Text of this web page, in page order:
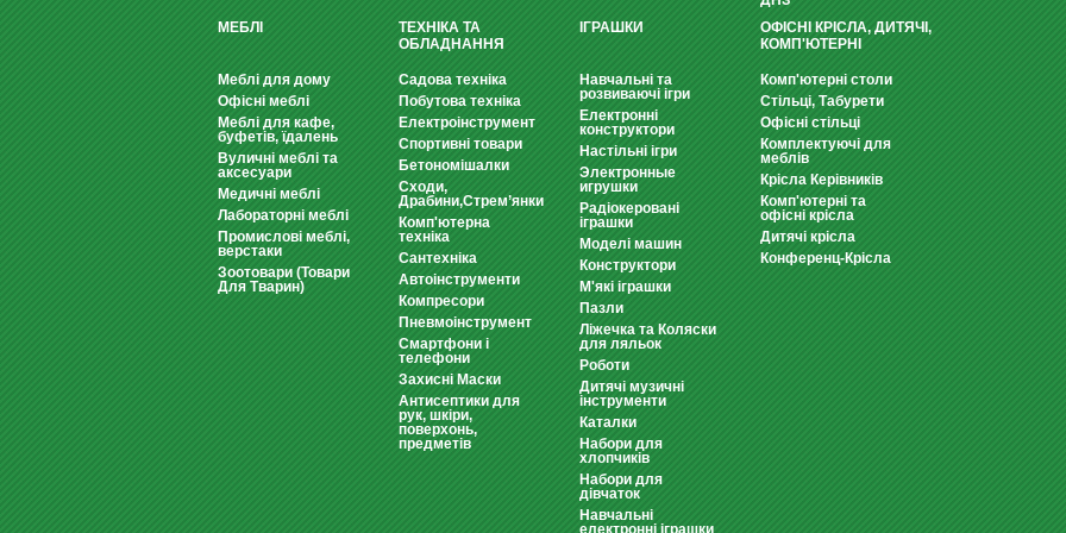
МЕБЛІ
Меблі для дому
Офісні меблі
Меблі для кафе,
буфетів, їдалень
Вуличні меблі та
аксесуари
Медичні меблі
Лабораторні меблі
Промислові меблі,
верстаки
Зоотовари (Товари
Для Тварин)
ТЕХНІКА ТА
ОБЛАДНАННЯ
Садова техніка
Побутова техніка
Електроінструмент
Спортивні товари
Бетономішалки
Сходи,
Драбини,Стрем’янки
Комп'ютерна
техніка
Сантехніка
Автоінструменти
Компресори
Пневмоінструмент
Смартфони і
телефони
Захисні Маски
Антисептики для
рук, шкіри,
поверхонь,
предметів
ІГРАШКИ
Навчальні та
розвиваючі ігри
Електронні
конструктори
Настільні ігри
Электронные
игрушки
Радіокеровані
іграшки
Моделі машин
Конструктори
М'які іграшки
Пазли
Ліжечка та Коляски
для ляльок
Роботи
Дитячі музичні
інструменти
Каталки
Набори для
хлопчиків
Набори для
дівчаток
Навчальні
електронні іграшки
ОФІСНІ КРІСЛА, ДИТЯЧІ,
КОМП'ЮТЕРНІ
Комп'ютерні столи
Стільці, Табурети
Офісні стільці
Комплектуючі для
меблів
Крісла Керівників
Комп'ютерні та
офісні крісла
Дитячі крісла
Конференц-Крісла